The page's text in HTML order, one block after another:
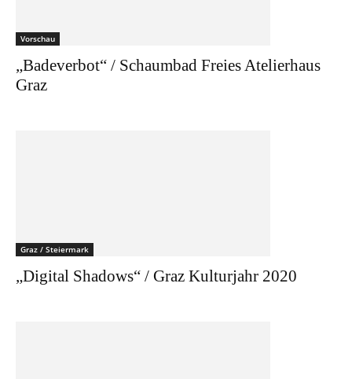
Vorschau
„Badeverbot“ / Schaumbad Freies Atelierhaus
Graz
Graz / Steiermark
„Digital Shadows“ / Graz Kulturjahr 2020